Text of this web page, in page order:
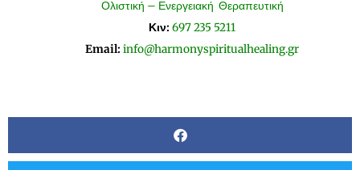
Ολιστική – Ενεργειακή Θεραπευτική
Κιν: 697 235 5211
Email: info@harmonyspiritualhealing.gr